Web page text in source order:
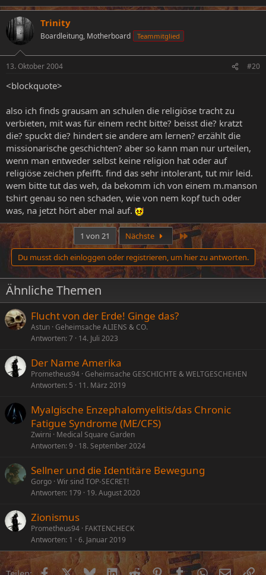
Trinity
Boardleitung, Motherboard Teammitglied
13. Oktober 2004 #20
<blockquote>
also ich finds grausam an schulen die religiöse tracht zu
verbieten, mit was für einem recht bitte? beisst die? kratzt
die? spuckt die? hindert sie andere am lernen? erzählt die
missionarische geschichten? aber so kann man nur urteilen,
wenn man entweder selbst keine religion hat oder auf
religiöse zeichen pfeifft. find das sehr intolerant, tut mir leid.
wem bitte tut das weh, da bekomm ich von einem m.manson
tshirt genau so nen schaden, wie von nem kopf tuch oder
was, na jetzt hört aber mal auf.
1 von 21 Nächste Letzte
Du musst dich einloggen oder registrieren, um hier zu antworten.
Ähnliche Themen
Flucht von der Erde! Ginge das?
Astun Geheimsache ALIENS & CO.
Antworten 7 14. Juli 2023
Der Name Amerika
Prometheus94 Geheimsache GESCHICHTE & WELTGESCHEHEN
Antworten 5 11. März 2019
Myalgische Enzephalomyelitis/das Chronic
Fatigue Syndrome (ME/CFS)
Zwirni
Medical Square Garden
Antworten 9 18. September 2024
Sellner und die Identitäre Bewegung
Gorgo Wir sind TOP-SECRET!
Antworten 179 19. August 2020
Zionismus
Prometheus94 FAKTENCHECK
Antworten 1 6. Januar 2019
FacebookX (Twitter)
BlueskyLinkedIn
Reddit PinterestTumblrWhatsApp
E-Mail